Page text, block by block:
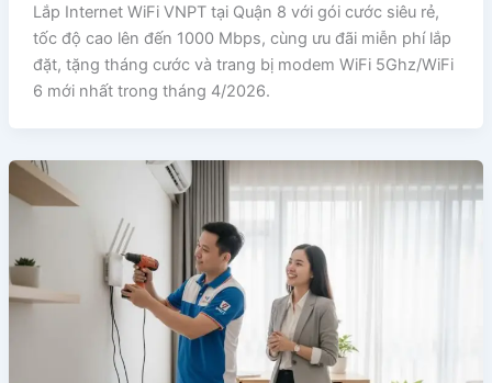
Lắp Internet WiFi VNPT tại Quận 8 với gói cước siêu rẻ,
tốc độ cao lên đến 1000 Mbps, cùng ưu đãi miễn phí lắp
đặt, tặng tháng cước và trang bị modem WiFi 5Ghz/WiFi
6 mới nhất trong tháng 4/2026.